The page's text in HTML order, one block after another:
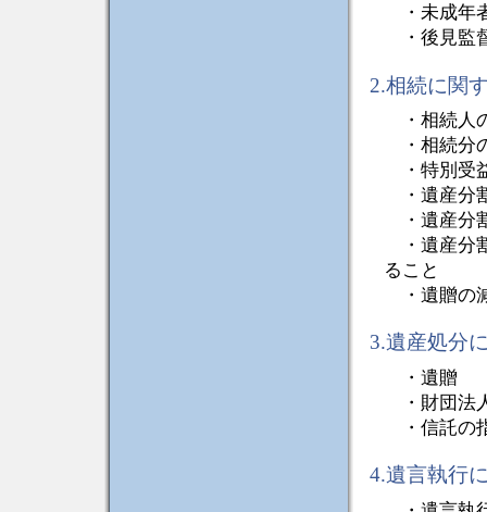
・未成年
・後見監
2.相続に関
・相続人
・相続分
・特別受
・遺産分
・遺産分
・遺産分
ること
・遺贈の
3.遺産処分
・遺贈
・財団法
・信託の
4.遺言執行